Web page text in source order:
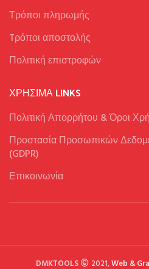
Τρόποι πληρωμής
Tρόποι αποστολής
Πολιτική επιστροφών
ΧΡΉΣΙΜΑ LINKS
Πολιτική Απορρήτου & Όροι
Προστασία Προσωπικών
(GDPR)
Επικοινωνία
DMKTOOLS 2021,Web &